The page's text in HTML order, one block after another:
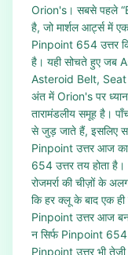
Orion's। सबसे पहले
है, जो मार्शल आर्ट्स में
Pinpoint 654 उत्तर
है। यही सोचते हुए जब
Asteroid Belt,
अंत में Orion's पर
तारामंडलीय समूह है।
से जुड़ जाते हैं, इसलिए
Pinpoint उत्तर आज
654 उत्तर तय होता
रोजमर्रा की चीज़ों के
कि हर क्लू के बाद एक
Pinpoint उत्तर आज
न सिर्फ Pinpoint 654
Pinpoint उत्तर भी तेज़ी